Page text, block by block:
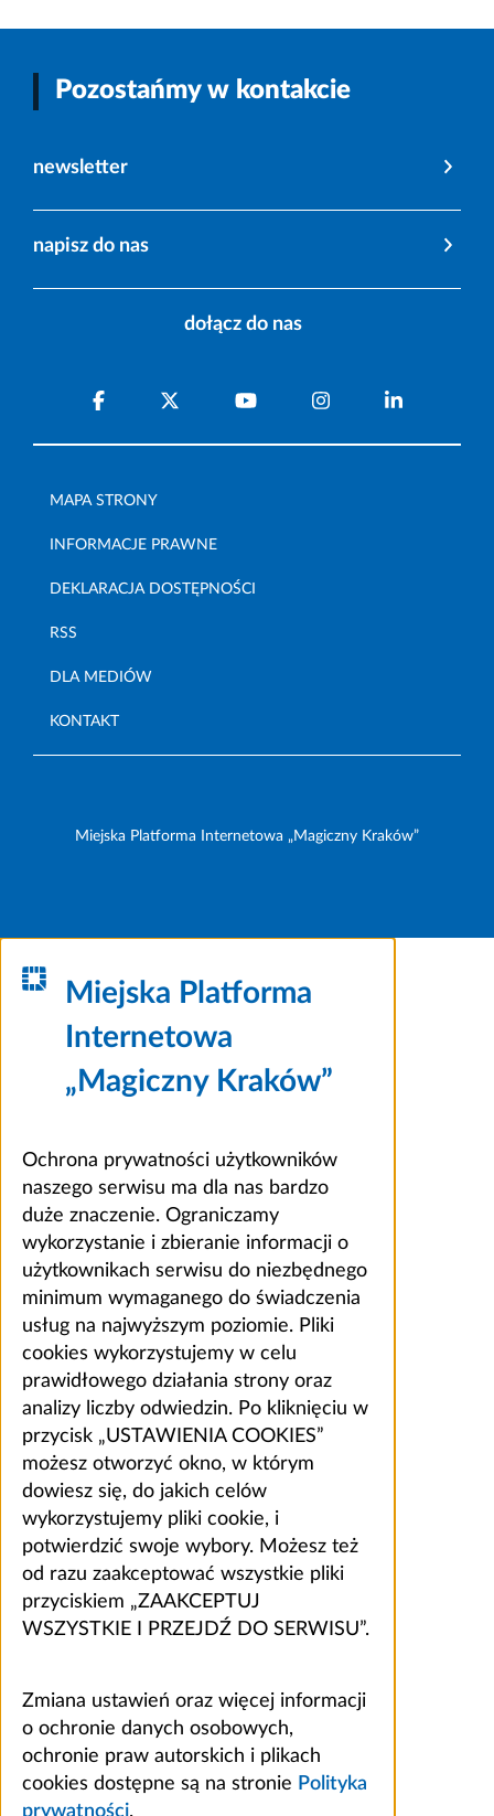
Pozostańmy w kontakcie
newsletter
napisz do nas
dołącz do nas
MAPA STRONY
INFORMACJE PRAWNE
DEKLARACJA DOSTĘPNOŚCI
RSS
DLA MEDIÓW
KONTAKT
Miejska Platforma Internetowa „Magiczny Kraków”
Miejska Platforma
Internetowa
„Magiczny Kraków”
Ochrona prywatności użytkowników
naszego serwisu ma dla nas bardzo
duże znaczenie. Ograniczamy
wykorzystanie i zbieranie informacji o
użytkownikach serwisu do niezbędnego
minimum wymaganego do świadczenia
usług na najwyższym poziomie. Pliki
cookies wykorzystujemy w celu
prawidłowego działania strony oraz
analizy liczby odwiedzin. Po kliknięciu w
przycisk „USTAWIENIA COOKIES”
możesz otworzyć okno, w którym
dowiesz się, do jakich celów
wykorzystujemy pliki cookie, i
potwierdzić swoje wybory. Możesz też
od razu zaakceptować wszystkie pliki
przyciskiem „ZAAKCEPTUJ
WSZYSTKIE I PRZEJDŹ DO SERWISU”.
Zmiana ustawień oraz więcej informacji
o ochronie danych osobowych,
ochronie praw autorskich i plikach
cookies dostępne są na stronie Polityka
prywatności.